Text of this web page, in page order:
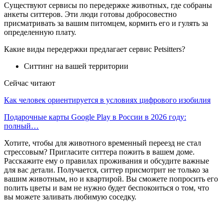
Существуют сервисы по передержке животных, где собраны
анкеты ситтеров. Эти люди готовы добросовестно
присматривать за вашим питомцем, кормить его и гулять за
определенную плату.
Какие виды передержки предлагает сервис Petsitters?
Ситтинг на вашей территории
Сейчас читают
Как человек ориентируется в условиях цифрового изобилия
Подарочные карты Google Play в России в 2026 году:
полный…
Хотите, чтобы для животного временный переезд не стал
стрессовым? Пригласите ситтера пожить в вашем доме.
Расскажите ему о правилах проживания и обсудите важные
для вас детали. Получается, ситтер присмотрит не только за
вашим животным, но и квартирой. Вы сможете попросить его
полить цветы и вам не нужно будет беспокоиться о том, что
вы можете заливать любимую соседку.